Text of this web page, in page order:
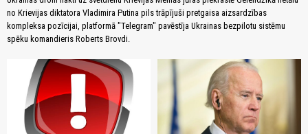
no Krievijas diktatora Vladimira Putina pils trāpījuši pretgaisa aizsardzības
kompleksa pozīcijai, platformā "Telegram" pavēstīja Ukrainas bezpilotu sistēmu
spēku komandieris Roberts Brovdi.